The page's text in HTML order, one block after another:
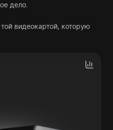
дело.
видеокартой, которую